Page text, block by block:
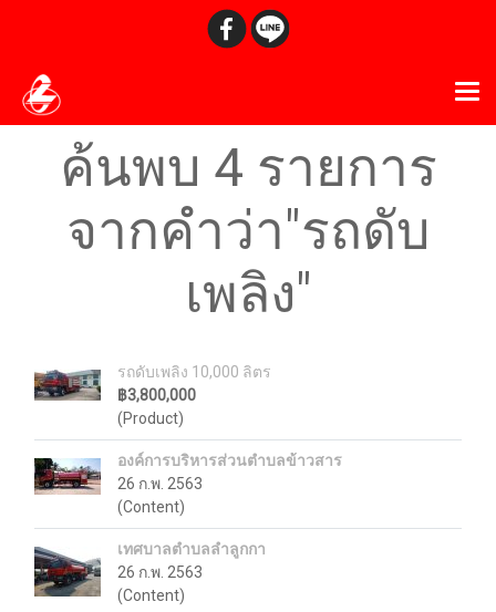
ค้นพบ 4 รายการ
จากคำว่า"รถดับ
เพลิง"
รถดับเพลิง 10,000 ลิตร
฿3,800,000
(Product)
องค์การบริหารส่วนตำบลข้าวสาร
26 ก.พ. 2563
(Content)
เทศบาลตำบลลำลูกกา
26 ก.พ. 2563
(Content)